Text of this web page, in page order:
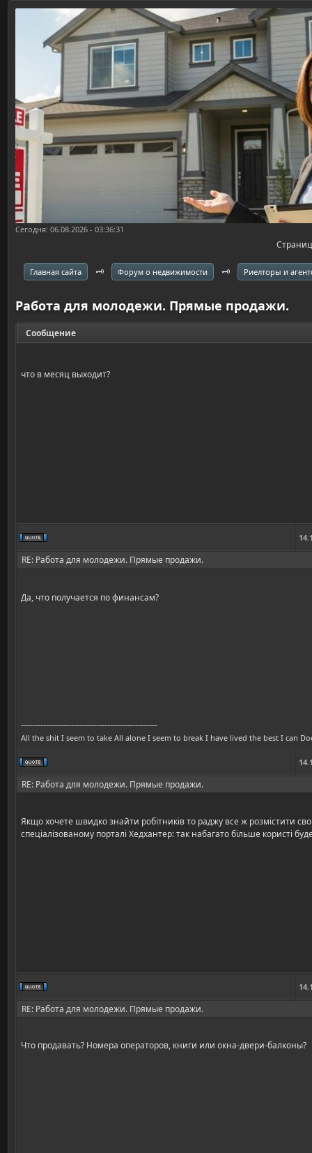
Сегодня: 06.08.2026 - 03:36:31
Главная сайта 🗝️ Форум о недвижимости 🗝️ Риелторы и
Работа для молодежи. Прямые продажи.
Сообщение
что в месяц выходит?
RE: Работа для молодежи. Прямые продажи.
Да, что получается по финансам?
-------------------------------------------------
All the shit I seem to take All alone I seem to break I have lived the best I can
RE: Работа для молодежи. Прямые продажи.
Якщо хочете швидко знайти робітників то раджу все ж розмістити
спеціалізованому порталі Хедхантер: так набагато більше користі
RE: Работа для молодежи. Прямые продажи.
Что продавать? Номера операторов, книги или окна-двери-балконы?